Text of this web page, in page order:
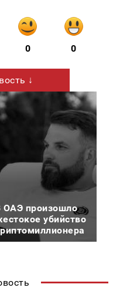
0 0
↓
ОАЭ произошло
убийство